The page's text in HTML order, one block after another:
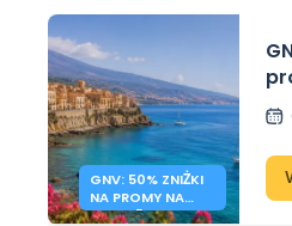
GNV: 50% ZNIŻKI
NA PROMY NA
SYCYLIĘ I